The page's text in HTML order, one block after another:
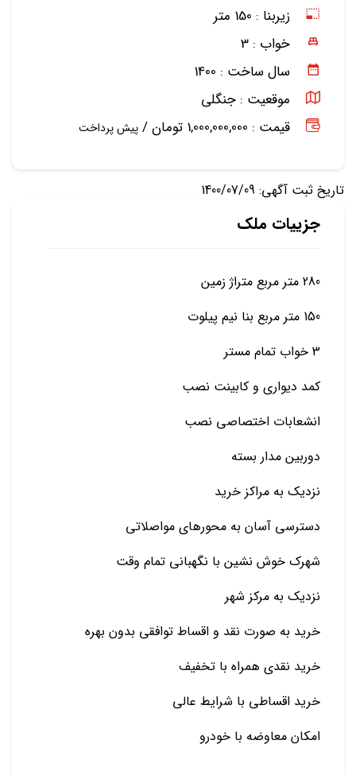
زیربنا : 150 متر
خواب : 3
سال ساخت : 1400
موقعیت : جنگلی
قیمت : 1,000,000,000 تومان /
پیش پرداخت
تاریخ ثبت آگهی: 1400/07/09
جزییات ملک
280 متر مربع متراژ زمین
150 متر مربع بنا نیم پیلوت
3 خواب تمام مستر
کمد دیواری و کابینت نصب
انشعابات اختصاصی نصب
دوربین مدار بسته
نزدیک به مراکز خرید
دسترسی آسان به محورهای مواصلاتی
شهرک خوش نشین با نگهبانی تمام وقت
نزدیک به مرکز شهر
خرید به صورت نقد و اقساط توافقی بدون بهره
خرید نقدی همراه با تخفیف
خرید اقساطی با شرایط عالی
امکان معاوضه با خودرو